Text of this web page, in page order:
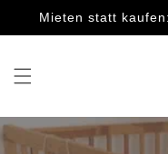
zum
Inhalt
Mieten statt